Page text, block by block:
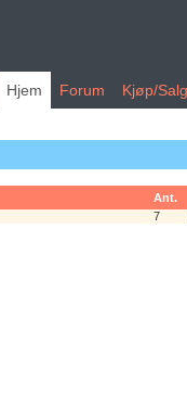
Hjem Forum Kjøp/Salg
Ant.
7